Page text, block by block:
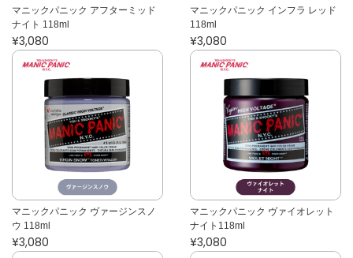
マニックパニック アフターミッド
ナイト 118ml
¥3,080
マニックパニック インフラ レッド
118ml
¥3,080
マニックパニック ヴァージンスノ
ウ 118ml
¥3,080
マニックパニック ヴァイオレット
ナイト118ml
¥3,080